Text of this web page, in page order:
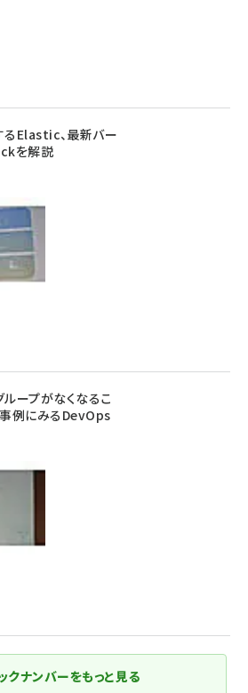
Elastic、最新バー
を解説
ープがなくなるこ
例にみるDevOps
クナンバーをもっと見る